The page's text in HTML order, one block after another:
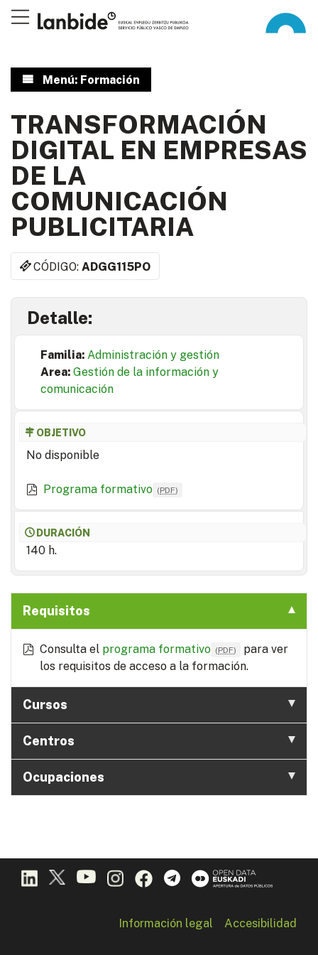
Menú: Formación
TRANSFORMACIÓN
DIGITAL EN EMPRESAS
DE LA
COMUNICACIÓN
PUBLICITARIA
CÓDIGO:ADGG115PO
Detalle:
Familia: Administración y gestión
Area: Gestión de la información y
comunicación
OBJETIVO
No disponible
Programa formativo (PDF)
DURACIÓN
140 h.
Requisitos
Consulta el programa formativo (PDF)
para ver
los requisitos de acceso a la formación.
Cursos
Centros
Ocupaciones
Información legal Accesibilidad